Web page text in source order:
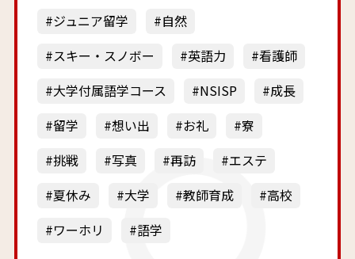
ジュニア留学
自然
スキー・スノボー
英語力
看護師
大学付属語学コース
NSISP
成長
留学
想い出 お礼
寮
挑戦
写真 再訪
エステ
夏休み
大学 教師育成
高校
ワーホリ
語学